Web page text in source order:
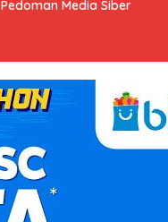
Pedoman Media Siber